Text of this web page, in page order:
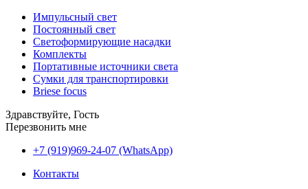
Импульсный свет
Постоянный свет
Светоформирующие насадки
Комплекты
Портативные источники света
Сумки для транспортировки
Briese focus
Здравствуйте, Гость
Перезвонить мне
+7 (919)969-24-07 (WhatsApp)
Контакты